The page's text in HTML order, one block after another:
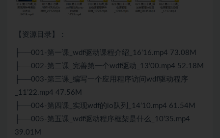
【资源目录】：
├──001-第一课_wdf驱动课程介绍_16’16.mp4 73.08M
├──002-第二课_完善第一个wdf驱动_13’00.mp4 52.18M
├──003-第三课_编写一个应用程序访问wdf驱动程序
_11’22.mp4 47.56M
├──004-第四课_实现wdf的io队列_14’10.mp4 61.54M
├──005-第五课_wdf驱动程序框架是什么_10’35.mp4
39.01M